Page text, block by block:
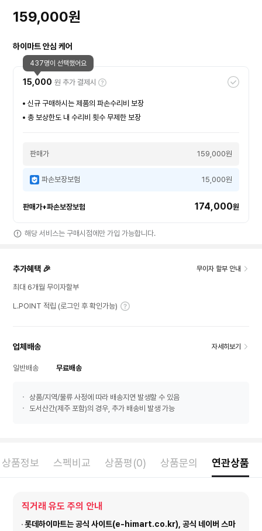
159,000원
하이마트 안심 케어
15,000 원 추가 결제시
신규 구매하시는 제품의 파손수리비 보장
총 보상한도 내 수리비 횟수 무제한 보장
판매가 159,000원
파손보장보험 15,000원
판매가+파손보장보험 174,000원
437명이 선택했어요
해당 서비스는 구매시점에만 가입 가능합니다.
추가혜택 🎉 무이자 할부 안내
최대 6개월 무이자할부
L.POINT 적립 (로그인 후 확인가능)
업체배송 자세히보기
일반배송 무료배송
상품/지역/물류 사정에 따라 배송지연 발생할 수 있음
도서산간(제주 포함)의 경우, 추가 배송비 발생 가능
상품정보 스펙비교 상품평(0) 상품문의 연관상품
직거래 유도 주의 안내
롯데하이마트는 공식 사이트(e-himart.co.kr), 공식 네이버 스마